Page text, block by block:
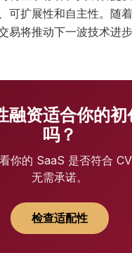
可扩展性和自主性。随
易将推动下一波技术进步
融资适合你的初
吗？
你的 SaaS 是否符合
无需承诺。
检查适配性